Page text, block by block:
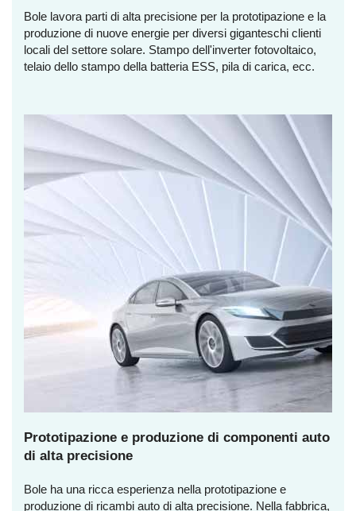
Bole lavora parti di alta precisione per la prototipazione e la
produzione di nuove energie per diversi giganteschi clienti
locali del settore solare. Stampo dell'inverter fotovoltaico,
telaio dello stampo della batteria ESS, pila di carica, ecc.
Prototipazione e produzione di componenti auto
di alta precisione
Bole ha una ricca esperienza nella prototipazione e
produzione di ricambi auto di alta precisione. Nella fabbrica,